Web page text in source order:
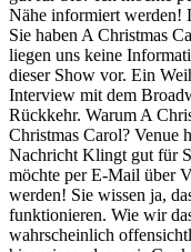
Nähe informiert werden!
Sie haben A Christmas
liegen uns keine
dieser Show vor. Ein
Interview mit dem
Rückkehr. Warum A
Christmas Carol? Venue
Nachricht Klingt gut für
möchte per E-Mail über
werden! Sie wissen ja,
funktionieren. Wie wir
wahrscheinlich